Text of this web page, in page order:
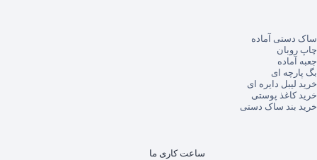
ساک دستی آماده
چاپ روبان
جعبه آماده
بگ پارچه ای
خرید لیبل دایره ای
خرید کاغذ پوستی
خرید بند ساک دستی
ساعت کاری ما